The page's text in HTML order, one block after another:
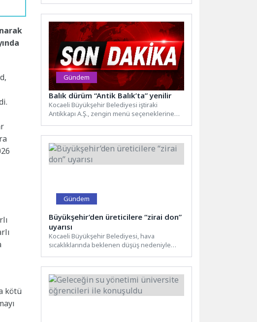
kötü
Gündem
Balık dürüm “Antik Balık’ta” yenilir
Kocaeli Büyükşehir Belediyesi iştiraki
Antikkapı A.Ş., zengin menü seçeneklerine
Gündem
Büyükşehir’den üreticilere “zirai don”
uyarısı
Kocaeli Büyükşehir Belediyesi, hava
sıcaklıklarında beklenen düşüş nedeniyle